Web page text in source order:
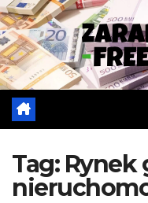
Skip
to
content
Tag: Rynek